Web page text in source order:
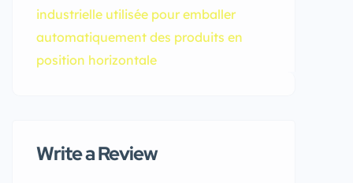
industrielle utilisée pour emballer
automatiquement des produits en
position horizontale
Write a Review